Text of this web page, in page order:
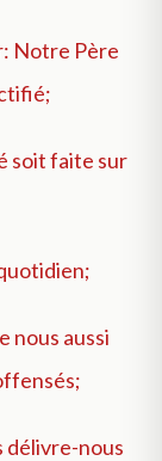
Notre Père
soit faite sur
nous aussi
délivre-nous